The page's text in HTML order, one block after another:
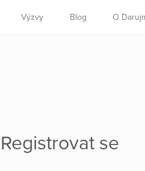
Výzvy Blog O
Registrovat se